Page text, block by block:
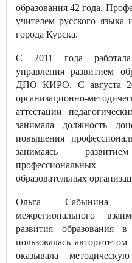
образования 42 года.
учителем русского
города Курска.
С 2011 года работала
управления развитием
ДПО КИРО. С августа
организационно-
аттестации
занимала должность
повышения
занимаясь
образовательных
Ольга Сабынина
межрегионального
развития образования
пользовалась
оказывала